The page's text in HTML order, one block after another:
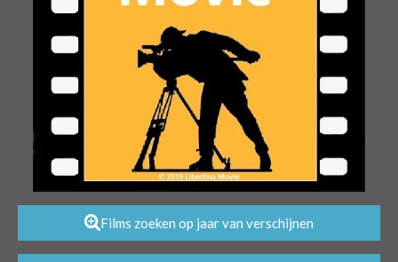
Films zoeken op jaar van verschijnen